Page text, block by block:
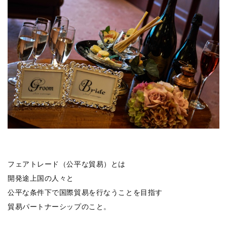
フェアトレード（公平な貿易）とは
開発途上国の人々と
公平な条件下で国際貿易を行なうことを目指す
貿易パートナーシップのこと。